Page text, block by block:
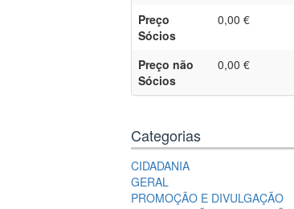
Preço
Sócios
0,00 €
Preço não
Sócios
0,00 €
Categorias
CIDADANIA
GERAL
PROMOÇÃO E DIVULGAÇÃO